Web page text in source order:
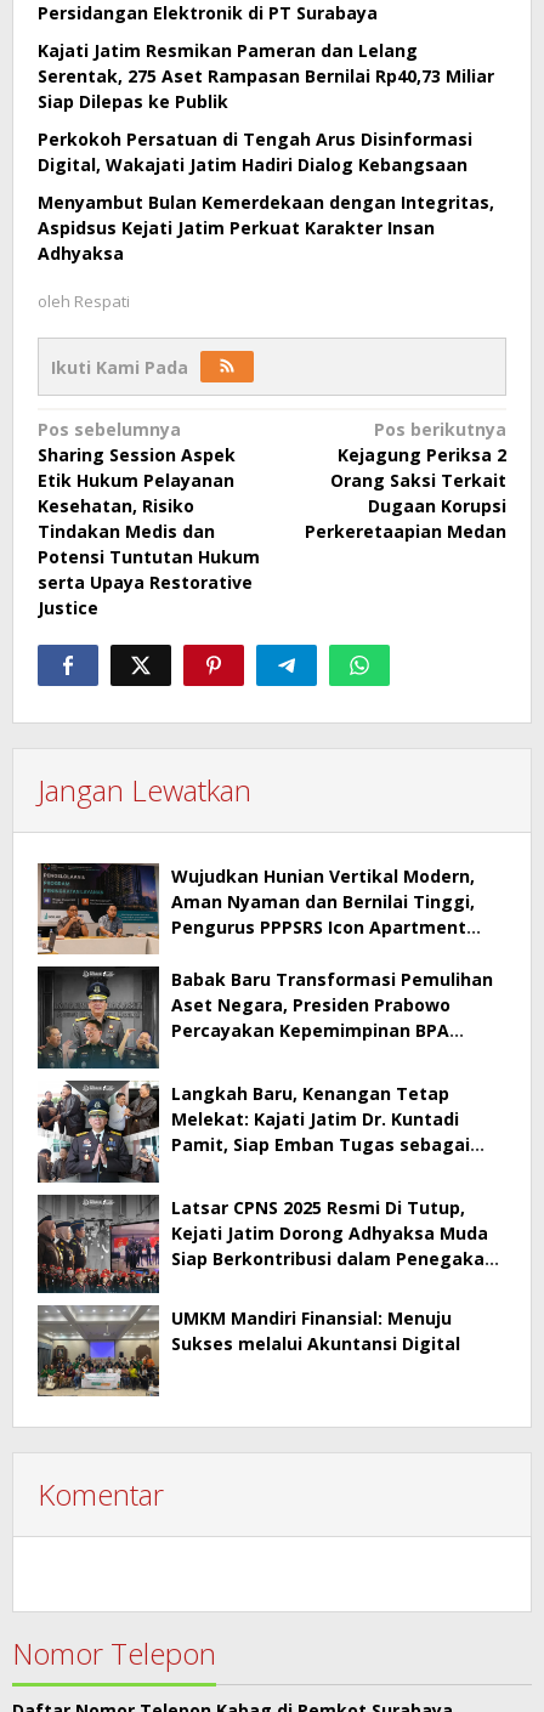
Persidangan Elektronik di PT Surabaya
Kajati Jatim Resmikan Pameran dan Lelang
Serentak, 275 Aset Rampasan Bernilai Rp40,73 Miliar
Siap Dilepas ke Publik
Perkokoh Persatuan di Tengah Arus Disinformasi
Digital, Wakajati Jatim Hadiri Dialog Kebangsaan
Menyambut Bulan Kemerdekaan dengan Integritas,
Aspidsus Kejati Jatim Perkuat Karakter Insan
Adhyaksa
oleh Respati
Ikuti Kami Pada
Navigasi
pos
Pos sebelumnya
Sharing Session Aspek
Etik Hukum Pelayanan
Kesehatan, Risiko
Tindakan Medis dan
Potensi Tuntutan Hukum
serta Upaya Restorative
Justice
Pos berikutnya
Kejagung Periksa 2
Orang Saksi Terkait
Dugaan Korupsi
Perkeretaapian Medan
Jangan Lewatkan
Wujudkan Hunian Vertikal Modern,
Aman Nyaman dan Bernilai Tinggi,
Pengurus PPPSRS Icon Apartment
Apps
Babak Baru Transformasi Pemulihan
Aset Negara, Presiden Prabowo
Percayakan Kepemimpinan BPA
Langkah Baru, Kenangan Tetap
Melekat: Kajati Jatim Dr. Kuntadi
Pamit, Siap Emban Tugas sebagai
Latsar CPNS 2025 Resmi Di Tutup,
Kejati Jatim Dorong Adhyaksa Muda
Siap Berkontribusi dalam Penegakan
UMKM Mandiri Finansial: Menuju
Sukses melalui Akuntansi Digital
Komentar
Nomor Telepon